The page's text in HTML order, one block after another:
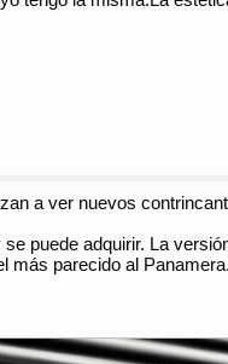
a ver nuevos
puede adquirir. La
más parecido al